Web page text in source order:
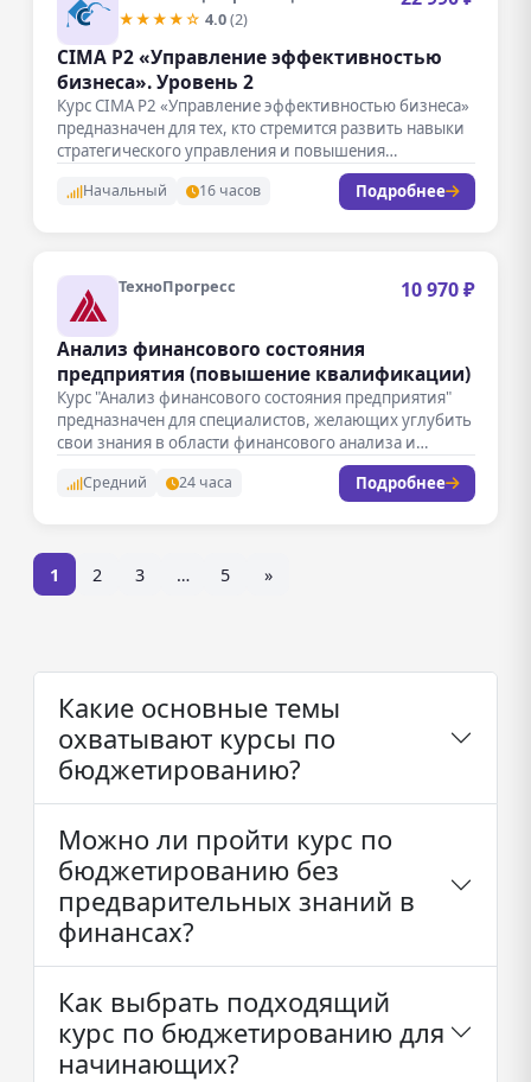
★★★★☆ 4.0(2)
CIMA Р2 «Управление эффективностью
бизнеса». Уровень 2
Курс CIMA Р2 «Управление эффективностью бизнеса»
предназначен для тех, кто стремится развить навыки
стратегического управления и повышения
Начальный 16 часов Подробнее
ТехноПрогресс 10 970 ₽
Анализ финансового состояния
предприятия (повышение квалификации)
Курс "Анализ финансового состояния предприятия"
предназначен для специалистов, желающих углубить
свои знания в области финансового анализа и
Средний 24 часа Подробнее
1 2 3 … 5 »
Какие основные темы
охватывают курсы по
бюджетированию?
Можно ли пройти курс по
бюджетированию без
предварительных знаний в
финансах?
Как выбрать подходящий
курс по бюджетированию для
начинающих?